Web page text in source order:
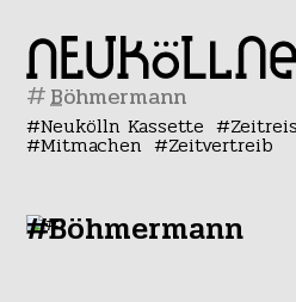
#
Neukölln Kassette
Mitmachen Zeitvertreib
#Böhmermann